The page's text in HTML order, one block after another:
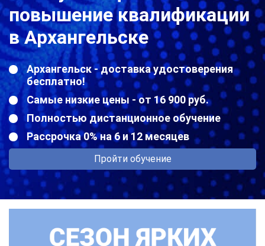
повышение квалификации
в Архангельске
Архангельск - доставка удостоверения
бесплатно!
Самые низкие цены - от 16 900 руб.
Полностью дистанционное обучение
Рассрочка 0% на 6 и 12 месяцев
Пройти обучение